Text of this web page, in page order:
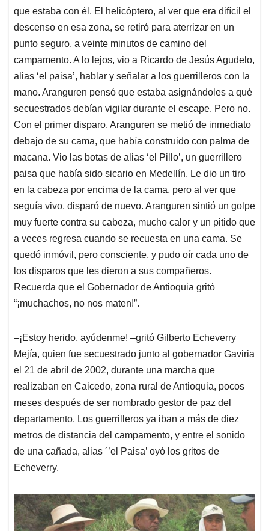
que estaba con él. El helicóptero, al ver que era difícil el
descenso en esa zona, se retiró para aterrizar en un
punto seguro, a veinte minutos de camino del
campamento. A lo lejos, vio a Ricardo de Jesús Agudelo,
alias ‘el paisa’, hablar y señalar a los guerrilleros con la
mano. Aranguren pensó que estaba asignándoles a qué
secuestrados debían vigilar durante el escape. Pero no.
Con el primer disparo, Aranguren se metió de inmediato
debajo de su cama, que había construido con palma de
macana. Vio las botas de alias ‘el Pillo’, un guerrillero
paisa que había sido sicario en Medellín. Le dio un tiro
en la cabeza por encima de la cama, pero al ver que
seguía vivo, disparó de nuevo. Aranguren sintió un golpe
muy fuerte contra su cabeza, mucho calor y un pitido que
a veces regresa cuando se recuesta en una cama. Se
quedó inmóvil, pero consciente, y pudo oír cada uno de
los disparos que les dieron a sus compañeros.
Recuerda que el Gobernador de Antioquia gritó
“¡muchachos, no nos maten!”.
‒¡Estoy herido, ayúdenme! ‒gritó Gilberto Echeverry
Mejía, quien fue secuestrado junto al gobernador Gaviria
el 21 de abril de 2002, durante una marcha que
realizaban en Caicedo, zona rural de Antioquia, pocos
meses después de ser nombrado gestor de paz del
departamento. Los guerrilleros ya iban a más de diez
metros de distancia del campamento, y entre el sonido
de una cañada, alias ´’el Paisa’ oyó los gritos de
Echeverry.